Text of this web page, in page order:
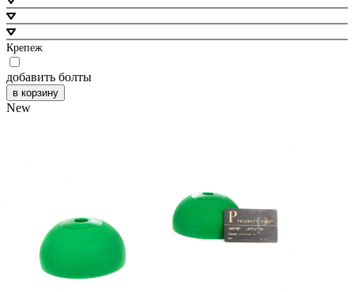
Крепеж
добавить болты
в корзину
New